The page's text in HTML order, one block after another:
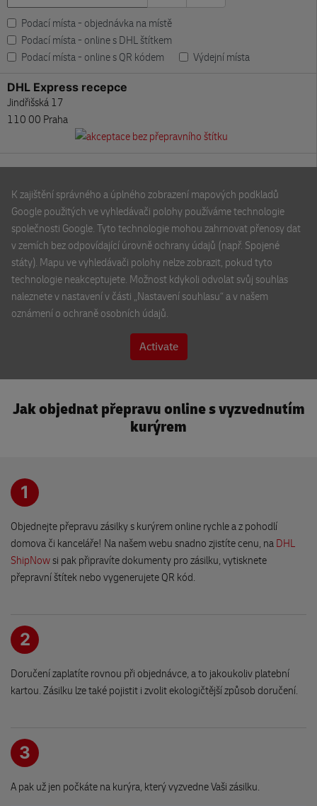
Podací místa - objednávka na místě
Podací místa - online s DHL štítkem
Podací místa - online s QR kódem
Výdejní místa
DHL Express recepce
Jindřišská 17
110 00 Praha
DHL Express recepce
148 00 Praha
CK NATOUR
Rooseveltova 6/8
602 00 Brno
BEST IT s.r.o.
DHL Locker Atrium Flora
Vinohradská 2828/151,
Patro -1, Vstup do parkingu,
130 00 Praha
Trafika a chovatelské potřeby Klorová
Havlíčkova 1673
583 01 Chotěboř
Obce Ležáků 771
537 03 Chrudim
EUROBit Chrudim 2
K zajištění správného a úplného zobrazení mapových podkladů
Google použitých ve vyhledávači polohy používáme technologie
společnosti Google. Tyto technologie mohou zahrnovat přenosy dat
v zemích bez odpovídající úrovně ochrany údajů (např. Spojené
státy). Mapu ve vyhledávači polohy nelze zobrazit, pokud tyto
technologie neakceptujete. Možnost kdykoli odvolat svůj souhlas
naleznete v nastavení v části „Nastavení souhlasu“ a v našem
oznámení o ochraně osobních údajů.
Activate
×
DHL ServicePoint
DHL Express recepce
převzaty do přepravy až následující pracovní den.
Na této recepci odešleme tentýž den
i když podáte odpoledne.
Otevírací doba
Po-Pá
Ne
zavřeno
Jak objednat přepravu online s vyzvednutím
kurýrem
1
Objednejte přepravu zásilky s kurýrem online rychle a z pohodlí
domova či kanceláře! Na našem webu snadno zjistíte cenu, na DHL
ShipNowsi pak připravíte dokumenty pro zásilku, vytisknete
přepravní štítek nebo vygenerujete QR kód.
2
Doručení zaplatíte rovnou při objednávce, a to jakoukoliv platební
kartou. Zásilku lze také pojistit i zvolit ekologičtější způsob doručení.
3
A pak už jen počkáte na kurýra, který vyzvedne Vaši zásilku.